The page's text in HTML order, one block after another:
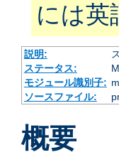
には英
説明:
ステータス:
モジュール識別子:
ソースファイル:
概要